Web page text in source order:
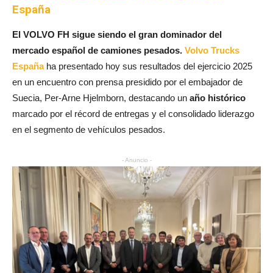
España
El VOLVO FH sigue siendo el gran dominador del
mercado español de camiones pesados. Volvo Trucks
España ha presentado hoy sus resultados del ejercicio 2025
en un encuentro con prensa presidido por el embajador de
Suecia, Per-Arne Hjelmborn, destacando un año histórico
marcado por el récord de entregas y el consolidado liderazgo
en el segmento de vehículos pesados.
- Anuncio -